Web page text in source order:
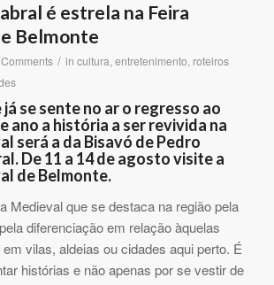
é estrela na Feira
Belmonte
/ in cultura, entretenimento, roteiros
já se sente no ar o regresso ao
ano a história a ser revivida na
será a da Bisavó de Pedro
De 11 a 14 de agosto visite a
de Belmonte.
Medieval que se destaca na região pela
diferenciação em relação àquelas
vilas, aldeias ou cidades aqui perto. É
histórias e não apenas por se vestir de